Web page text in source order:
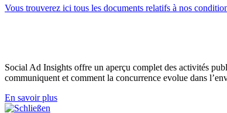
Vous trouverez ici tous les documents relatifs à nos
Social Ad Insights offre un aperçu complet des activités
communiquent et comment la concurrence evolue dans
En savoir plus
Schließen